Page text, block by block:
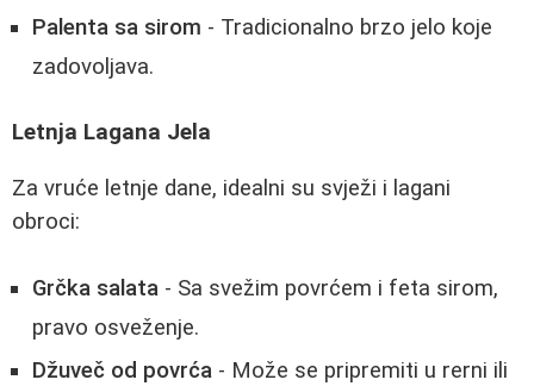
Palenta sa sirom - Tradicionalno brzo jelo koje
zadovoljava.
Letnja Lagana Jela
Za vruće letnje dane, idealni su svježi i lagani
obroci:
Grčka salata - Sa svežim povrćem i feta sirom,
pravo osveženje.
Džuveč od povrća - Može se pripremiti u rerni ili